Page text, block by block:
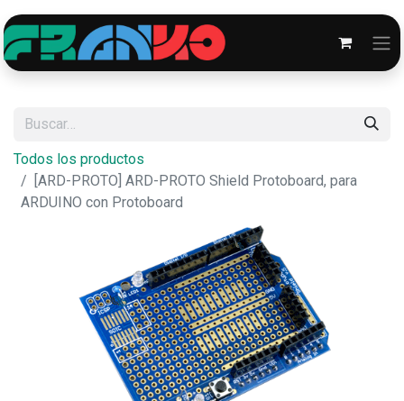
Todos los productos
[ARD-PROTO] ARD-PROTO Shield Protoboard, para
ARDUINO con Protoboard